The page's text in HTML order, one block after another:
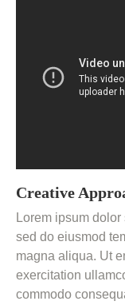
Creative
Lorem ipsum
sed do eiusmod
magna aliqua. Ut
exercitation
commodo